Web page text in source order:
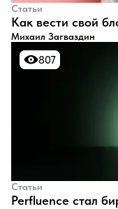
Статьи
​Как вести свой
Михаил Загваздин
807
807
Статьи
Perfluence стал